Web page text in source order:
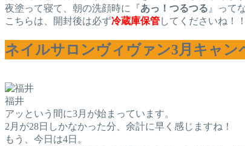
夜塗って寝て、朝の洗顔時に『あっ！つるつる 』って
こちらは、開封後は必ず冷蔵庫保管してくださいね！！
ネイルサロンヴィヴァン3月キャン
福井
アッという間に3月が始まっています。
2月が28日しかなかった分、余計に早く感じますね！
もう、今日は4日。